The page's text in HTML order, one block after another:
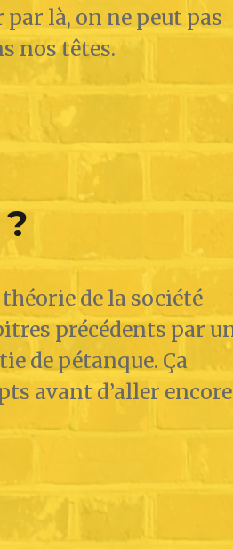
par là, on ne peut pas
nos têtes.
de la société
précédents par
de pétanque. Ça
avant d’aller encore